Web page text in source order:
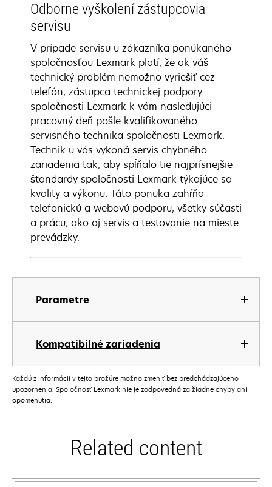
Parametre
Kompatibilné zariadenia
Odborne vyškolení zástupcovia
servisu
V prípade servisu u zákazníka ponúkaného
spoločnosťou Lexmark platí, že ak váš
technický problém nemožno vyriešiť cez
telefón, zástupca technickej podpory
spoločnosti Lexmark k vám nasledujúci
pracovný deň pošle kvalifikovaného
servisného technika spoločnosti Lexmark.
Technik u vás vykoná servis chybného
zariadenia tak, aby spĺňalo tie najprísnejšie
štandardy spoločnosti Lexmark týkajúce sa
kvality a výkonu. Táto ponuka zahŕňa
telefonickú a webovú podporu, všetky súčasti
a prácu, ako aj servis a testovanie na mieste
prevádzky.
Každú z informácií v tejto brožúre možno zmeniť bez predchádzajúceho
upozornenia. Spoločnosť Lexmark nie je zodpovedná za žiadne chyby ani
opomenutia.
Related content